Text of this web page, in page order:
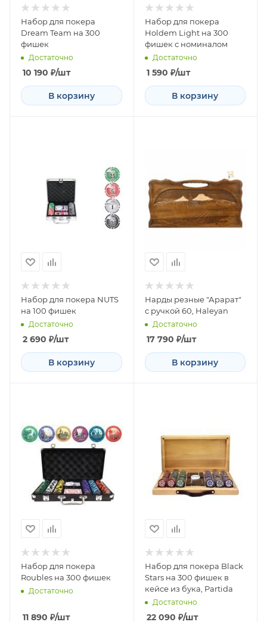
Набор для покера
Dream Team на 300
фишек
Достаточно
10 190 ₽/шт
В корзину
Набор для покера
Holdem Light на 300
фишек с номиналом
Достаточно
1 590 ₽/шт
В корзину
Набор для покера NUTS
на 100 фишек
Достаточно
2 690 ₽/шт
В корзину
Нарды резные "Арарат"
с ручкой 60, Haleyan
Достаточно
17 790 ₽/шт
В корзину
Набор для покера
Roubles на 300 фишек
Достаточно
11 890 ₽/шт
Набор для покера Black
Stars на 300 фишек в
кейсе из бука, Partida
Достаточно
22 090 ₽/шт